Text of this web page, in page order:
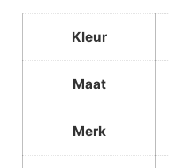
Kleur
Maat
Merk